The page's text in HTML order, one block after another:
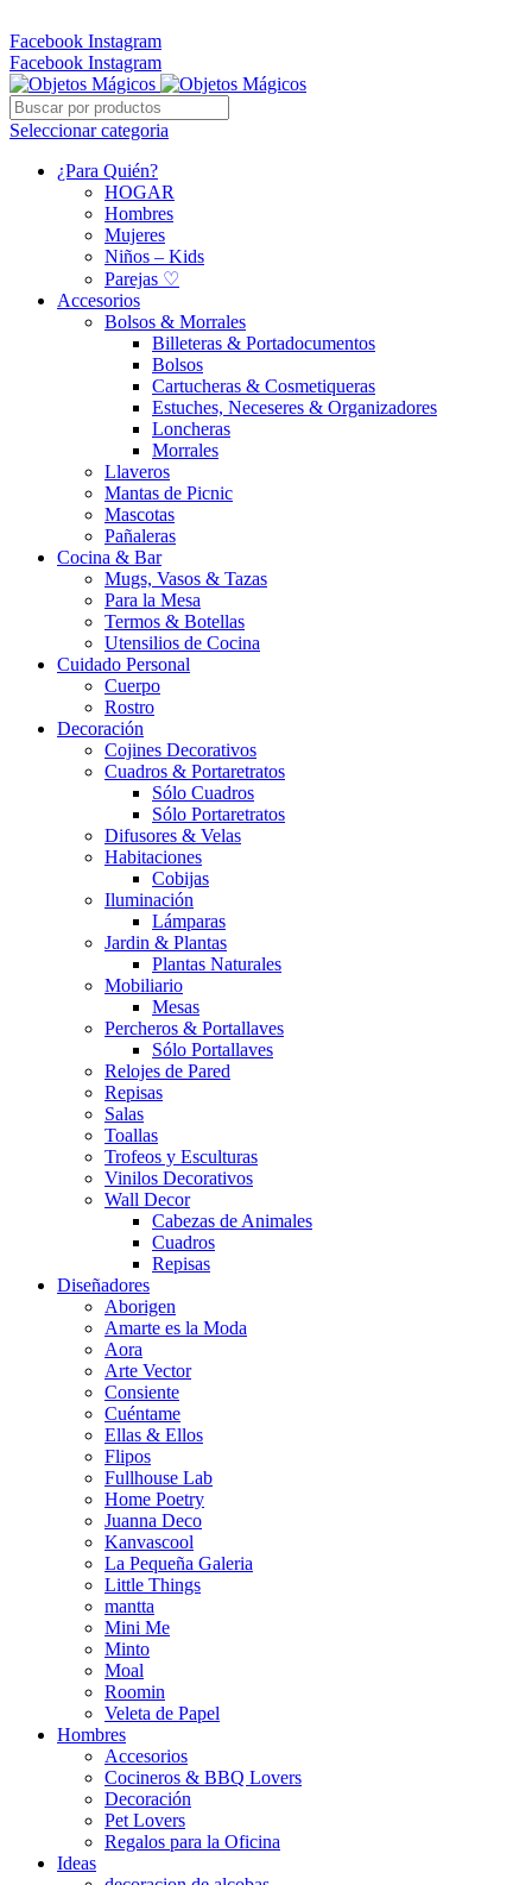
Facebook Instagram
Facebook Instagram
Seleccionar categoria
¿Para Quién?
HOGAR
Hombres
Mujeres
Niños – Kids
Parejas ♡
Accesorios
Bolsos & Morrales
Billeteras & Portadocumentos
Bolsos
Cartucheras & Cosmetiqueras
Estuches, Neceseres & Organizadores
Loncheras
Morrales
Llaveros
Mantas de Picnic
Mascotas
Pañaleras
Cocina & Bar
Mugs, Vasos & Tazas
Para la Mesa
Termos & Botellas
Utensilios de Cocina
Cuidado Personal
Cuerpo
Rostro
Decoración
Cojines Decorativos
Cuadros & Portaretratos
Sólo Cuadros
Sólo Portaretratos
Difusores & Velas
Habitaciones
Cobijas
Iluminación
Lámparas
Jardin & Plantas
Plantas Naturales
Mobiliario
Mesas
Percheros & Portallaves
Sólo Portallaves
Relojes de Pared
Repisas
Salas
Toallas
Trofeos y Esculturas
Vinilos Decorativos
Wall Decor
Cabezas de Animales
Cuadros
Repisas
Diseñadores
Aborigen
Amarte es la Moda
Aora
Arte Vector
Consiente
Cuéntame
Ellas & Ellos
Flipos
Fullhouse Lab
Home Poetry
Juanna Deco
Kanvascool
La Pequeña Galeria
Little Things
mantta
Mini Me
Minto
Moal
Roomin
Veleta de Papel
Hombres
Accesorios
Cocineros & BBQ Lovers
Decoración
Pet Lovers
Regalos para la Oficina
Ideas